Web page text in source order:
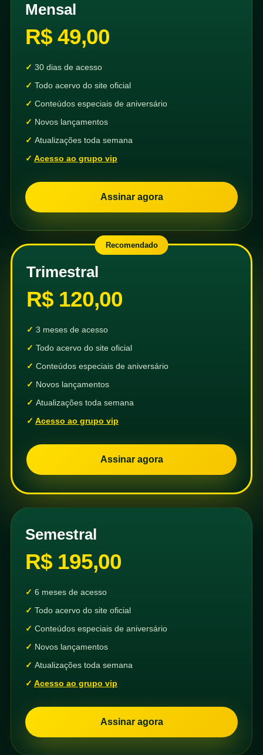
Mensal
R$ 49,00
30 dias de acesso
Todo acervo do site oficial
Conteúdos especiais de aniversário
Novos lançamentos
Atualizações toda semana
Acesso ao grupo vip
Assinar agora
Recomendado
Trimestral
R$ 120,00
3 meses de acesso
Todo acervo do site oficial
Conteúdos especiais de aniversário
Novos lançamentos
Atualizações toda semana
Acesso ao grupo vip
Assinar agora
Semestral
R$ 195,00
6 meses de acesso
Todo acervo do site oficial
Conteúdos especiais de aniversário
Novos lançamentos
Atualizações toda semana
Acesso ao grupo vip
Assinar agora